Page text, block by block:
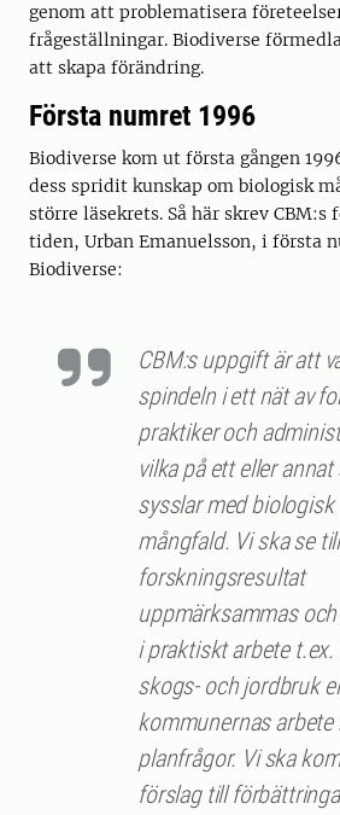
genom att problematisera
frågeställningar. Biodiverse
att skapa förändring.
Första numret 1996
Biodiverse kom ut första gången
dess spridit kunskap om biologisk
större läsekrets. Så här skrev CBM:s
tiden, Urban Emanuelsson, i första
Biodiverse:
CBM:s uppgift är att
spindeln i ett nät av
praktiker och
vilka på ett eller
sysslar med biologisk
mångfald. Vi ska se
forskningsresultat
uppmärksammas
i praktiskt arbete
skogs- och jordbruk
kommunernas arbete
planfrågor. Vi ska
förslag till